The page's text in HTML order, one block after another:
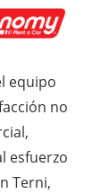
equipo
no
esfuerzo
Terni,